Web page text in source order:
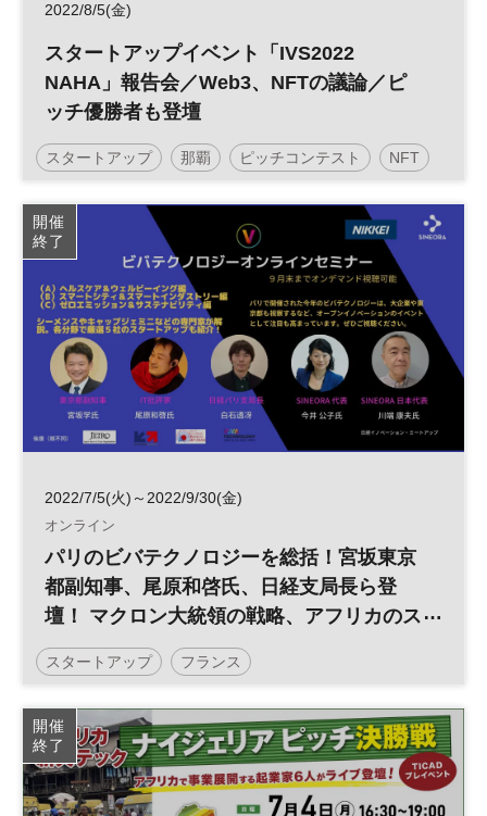
2022/8/5(金)
スタートアップイベント「IVS2022
NAHA」報告会／Web3、NFTの議論／ピ
ッチ優勝者も登壇
スタートアップ 那覇 ピッチコンテスト NFT
沖縄 日経イノベーション・ミートアップ
ベンチャーキャピタル イノベーション
デジタルトランスフォーメーション テクノロジー
起業 デジタル 参加無料 平日夜開催
ベンチャー
開催
終了
2022/7/5(火)～2022/9/30(金)
オンライン
パリのビバテクノロジーを総括！宮坂東京
都副知事、尾原和啓氏、日経支局長ら登
壇！ マクロン大統領の戦略、アフリカのス
タートアップ動向、仮想通貨やＮＦＴはど
う取り上げられたのか 大企業の新規事業
やオープン・イノベーション、自治体の政
策担当者におすすめ
スタートアップ フランス
日経イノベーション・ミートアップ イノベーション
アフリカ パリ オープンイノベーション
ベンチャー
開催
終了